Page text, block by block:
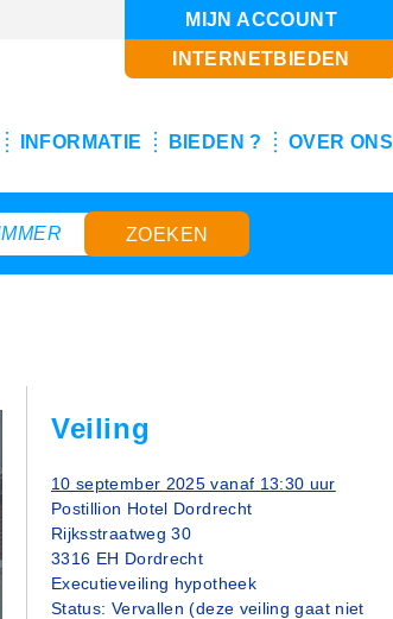
MIJN ACCOUNT
INTERNETBIEDEN
INFORMATIE BIEDEN ? OVER ONS
Veiling
10 september 2025 vanaf 13:30 uur
Postillion Hotel Dordrecht
Rijksstraatweg 30
3316 EH Dordrecht
Executieveiling hypotheek
Status: Vervallen (deze veiling gaat niet